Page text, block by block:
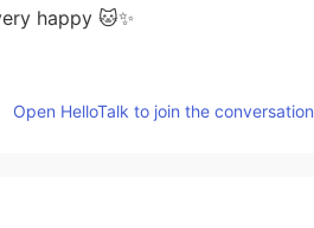
happy 🐱✨
Open HelloTalk to join the conversation